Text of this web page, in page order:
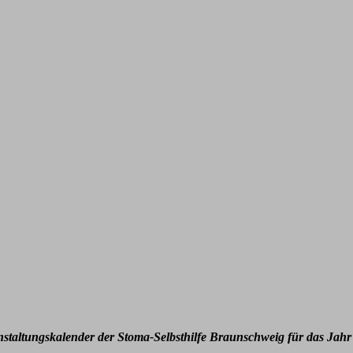
der Stoma-Selbsthilfe Braunschweig für das